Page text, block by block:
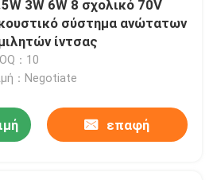
PA
διασκέψεων
σύστημα διασκέψεων
3W 6W 8 σχολικό 70V
σύστημα ανώτατων
ίντσας
：10
：Negotiate
επαφή